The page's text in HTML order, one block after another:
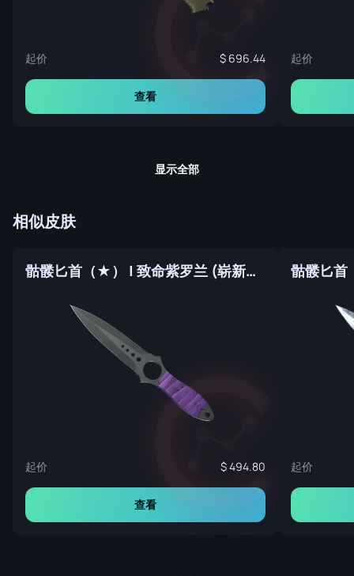
起价 696.44
查看
起价
显示全部
相似皮肤
骷髅匕首（★） | 致命紫罗兰 (崭新出厂)
起价 494.80
查看
起价